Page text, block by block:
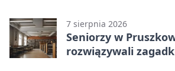
7 sierpnia 2026
Seniorzy w
rozwiązywali